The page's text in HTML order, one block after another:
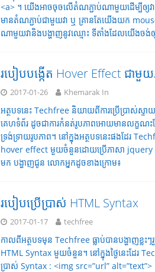
<a>​ ។ យើងអាចចុចលើតំណភ្ជាប់ណាមួយដើម្បីឲ្យវ
មានតំណភ្ជាប់ជាមួយវា ឬ គ្រានតែយើងយក
ណាមួយវានិងបង្ហាញនូវឈ្មោះ ទីតាំងដែលយើងចង់ឲ្
របៀបបង្កើត Hover Effect ជាមួ
2017-01-26 Khemarak In
អត្ថបទនេះ Techfree និយាយពីការប្រើប្រាស់ស្
គេហទំព័រ ដូចជាការកំនត់រូបភាពអោយមានលក្ខណះប្រ
ទ្រង់ទ្រាយរូបភាព។ នៅក្នុងអត្ថបទនេះផងដែរ
hover effect​​ មួយចំនួនដោយប្រើភាសា
មក បង្ហាញជូន លោកអ្នកដូចខាងក្រោម៖
របៀបប្រើប្រាស់ HTML Syntax
2017-01-17 techfree
កាលពីអត្ថបទមុន Techfree ធ្លាប់បានបង្ហាញខ្លះ
HTML Syntax មួយចំនួន។ នៅក្នុងថ្ងៃនេះដែរ
ប្រាស់ Syntax : <img src=”url”